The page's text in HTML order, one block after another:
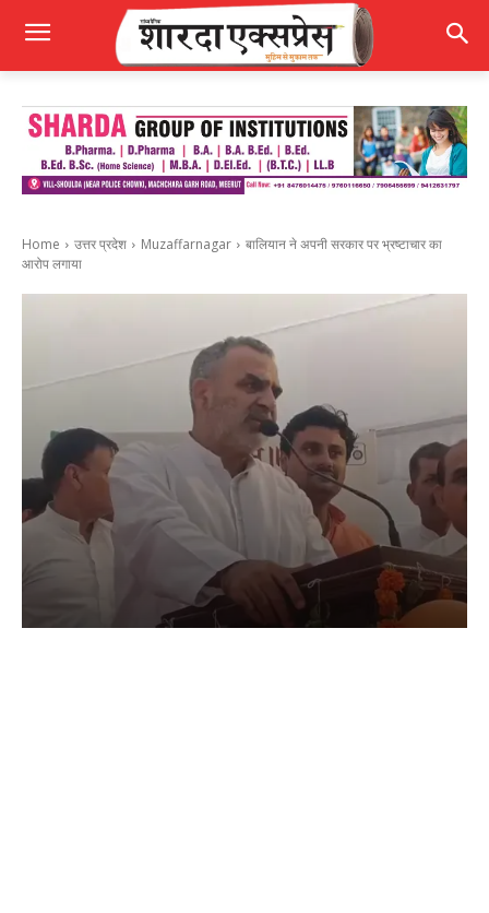
Home उत्तर प्रदेश Muzaffarnagar
बालियान ने अपनी सरकार पर भ्रष्टाचार का
आरोप लगाया